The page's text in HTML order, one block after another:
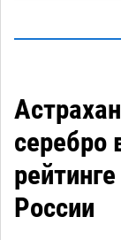
серебро
России